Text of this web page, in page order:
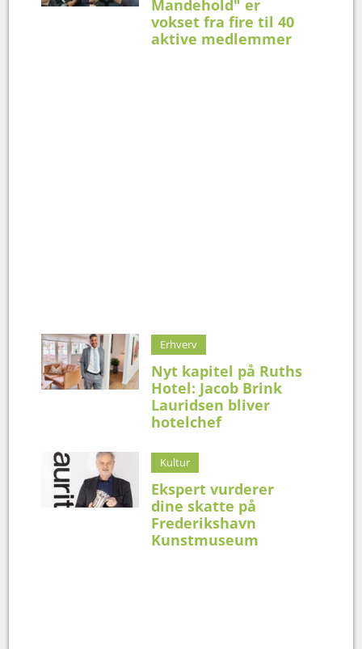
Mandehold" er
vokset fra fire til 40
aktive medlemmer
Erhverv
Nyt kapitel på Ruths
Hotel: Jacob Brink
Lauridsen bliver
hotelchef
Kultur
Ekspert vurderer
dine skatte på
Frederikshavn
Kunstmuseum